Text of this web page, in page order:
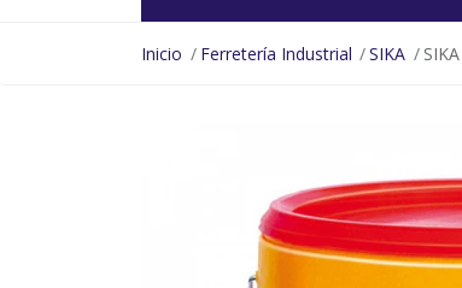
Inicio Ferretería Industrial SIKA